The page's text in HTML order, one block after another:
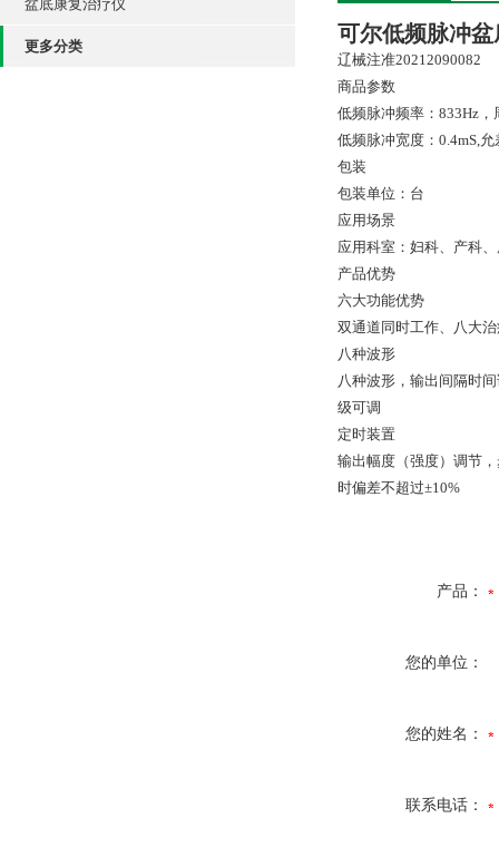
盆底康复治疗仪
更多分类
可尔低频脉冲
辽械注准20212090082
商品参数
低频脉冲频率：833Hz，
低频脉冲宽度：0.4mS,允
包装
包装单位：台
应用场景
应用科室：妇科、产科
产品优势
六大功能优势
双通道同时工作、八大
八种波形
八种波形，输出间隔时
级可调
定时装置
输出幅度（强度）调节
时偏差不超过±10%
产品：
您的单位：
您的姓名：
联系电话：